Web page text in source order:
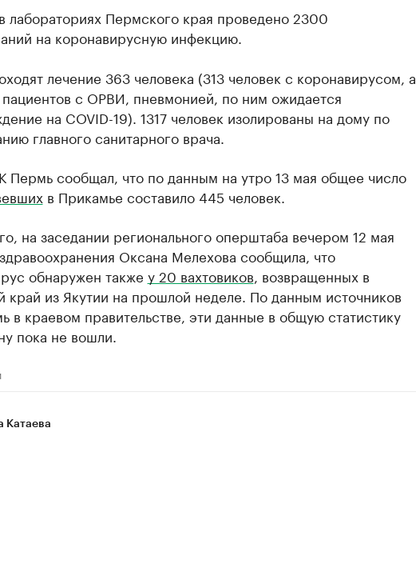
лабораториях Пермского края проведено 2300
на коронавирусную инфекцию.
лечение 363 человека (313 человек с коронавирусом, а
с ОРВИ, пневмонией, по ним ожидается
на COVID-19). 1317 человек изолированы на дому по
главного санитарного врача.
Пермь сообщал, что по данным на утро 13 мая общее число
в Прикамье составило 445 человек.
на заседании регионального оперштаба вечером 12 мая
Оксана Мелехова сообщила, что
обнаружен также у 20 вахтовиков , возвращенных в
край из Якутии на прошлой неделе. По данным источников
в краевом правительстве, эти данные в общую статистику
пока не вошли.
Катаева